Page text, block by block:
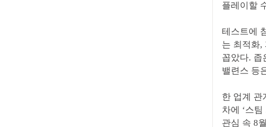
플레이할
테스트에
는 최적화,
꼽았다. 좁
밸련스 등
한 업계 관
차에 ‘스
관심 속 8